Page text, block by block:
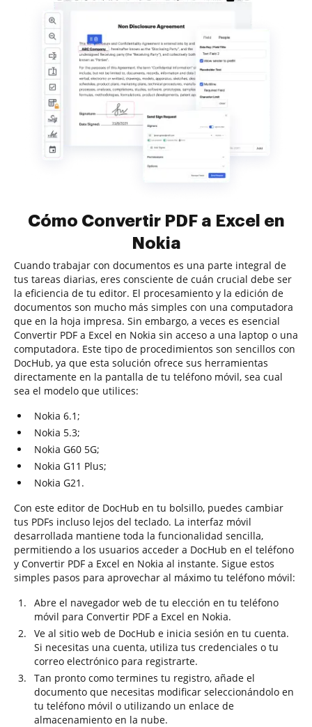
Cómo Convertir PDF a Excel en
Nokia
Cuando trabajar con documentos es una parte integral de
tus tareas diarias, eres consciente de cuán crucial debe ser
la eficiencia de tu editor. El procesamiento y la edición de
documentos son mucho más simples con una computadora
que en la hoja impresa. Sin embargo, a veces es esencial
Convertir PDF a Excel en Nokia sin acceso a una laptop o una
computadora. Este tipo de procedimientos son sencillos con
DocHub, ya que esta solución ofrece sus herramientas
directamente en la pantalla de tu teléfono móvil, sea cual
sea el modelo que utilices:
Nokia 6.1;
Nokia 5.3;
Nokia G60 5G;
Nokia G11 Plus;
Nokia G21.
Con este editor de DocHub en tu bolsillo, puedes cambiar
tus PDFs incluso lejos del teclado. La interfaz móvil
desarrollada mantiene toda la funcionalidad sencilla,
permitiendo a los usuarios acceder a DocHub en el teléfono
y Convertir PDF a Excel en Nokia al instante. Sigue estos
simples pasos para aprovechar al máximo tu teléfono móvil:
Abre el navegador web de tu elección en tu teléfono
móvil para Convertir PDF a Excel en Nokia.
Ve al sitio web de DocHub e inicia sesión en tu cuenta.
Si necesitas una cuenta, utiliza tus credenciales o tu
correo electrónico para registrarte.
Tan pronto como termines tu registro, añade el
documento que necesitas modificar seleccionándolo en
tu teléfono móvil o utilizando un enlace de
almacenamiento en la nube.